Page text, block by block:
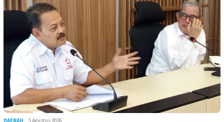
DAERAH 5 Agustus 2026